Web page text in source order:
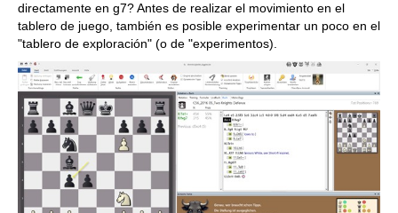
directamente en g7? Antes de realizar el movimiento en el
tablero de juego, también es posible experimentar un poco en el
"tablero de exploración" (o de "experimentos).